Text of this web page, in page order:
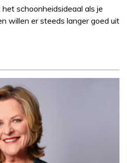
schoonheidsideaal als je
willen er steeds langer goed uit